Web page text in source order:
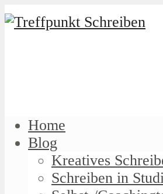
Home
Blog
Kreatives
Schreiben in